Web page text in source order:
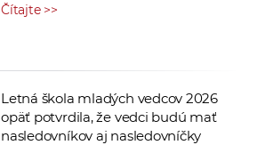
Čítajte >>
Letná škola mladých vedcov 2026
opäť potvrdila, že vedci budú mať
nasledovníkov aj nasledovníčky